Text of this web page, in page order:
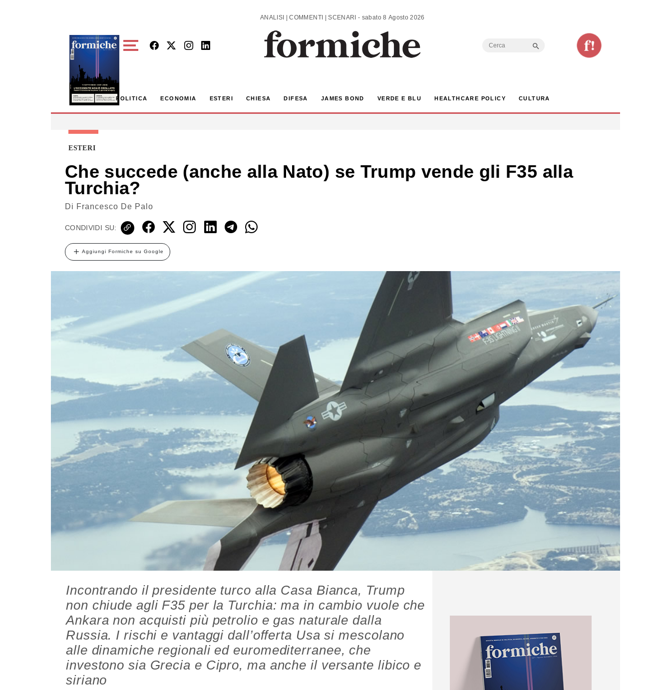
ANALISI | COMMENTI | SCENARI - sabato 8 Agosto 2026
Search
POLITICA ECONOMIA ESTERI CHIESA DIFESA JAMES BOND VERDE E BLU HEALTHCARE POLICY CULTURA
ESTERI
Che succede (anche alla Nato) se Trump vende gli F35 alla
Turchia?
Di Francesco De Palo
CONDIVIDI SU:
Aggiungi Formiche su Google
Incontrando il presidente turco alla Casa Bianca, Trump
non chiude agli F35 per la Turchia: ma in cambio vuole che
Ankara non acquisti più petrolio e gas naturale dalla
Russia. I rischi e vantaggi dall’offerta Usa si mescolano
alle dinamiche regionali ed euromediterranee, che
investono sia Grecia e Cipro, ma anche il versante libico e
siriano